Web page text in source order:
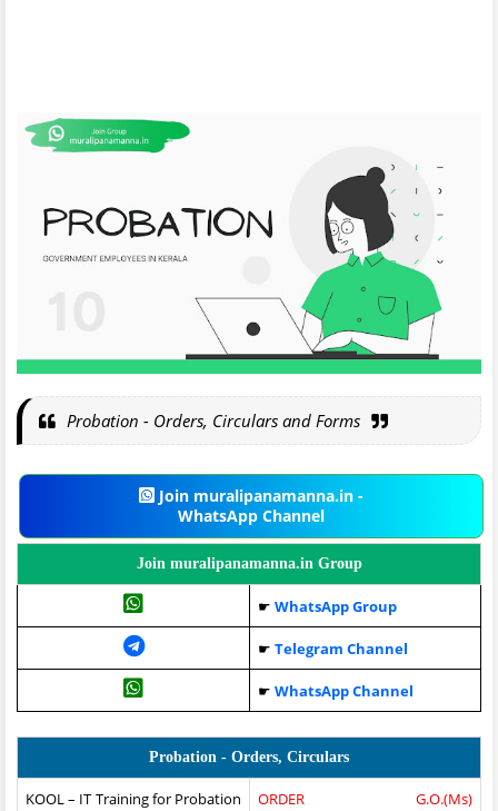
Probation - Orders, Circulars and Forms
Join muralipanamanna.in -
WhatsApp Channel
Join muralipanamanna.in Group
☛ WhatsApp Group
☛ Telegram Channel
☛ WhatsApp Channel
Probation - Orders, Circulars
KOOL – IT Training for Probation
ORDER G.O.(Ms)